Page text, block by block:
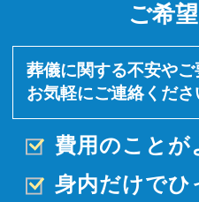
ご希
葬儀に関する不安やご
お気軽にご連絡くださ
費用のことが
身内だけでひ